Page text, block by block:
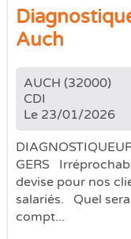
Auch
AUCH (32000)
CDI
Le 23/01/2026
GERS
devise pour nos
salariés. Quel
compt...